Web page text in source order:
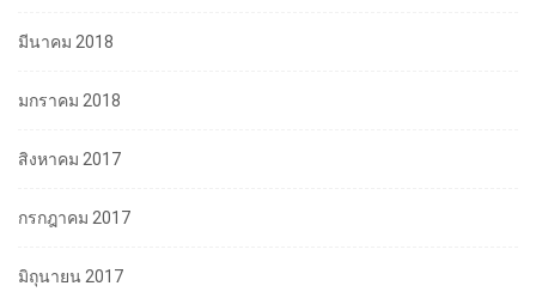
มีนาคม 2018
มกราคม 2018
สิงหาคม 2017
กรกฎาคม 2017
มิถุนายน 2017